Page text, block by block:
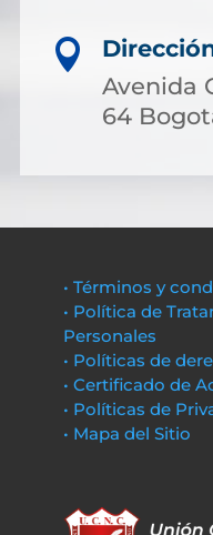

Avenida
64
• Términos y
• Política de
Personales
• Políticas de
• Certificado de
• Políticas de
• Mapa del Sitio